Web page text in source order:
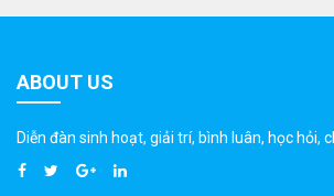
ABOUT US
Diễn đàn sinh hoạt, giải trí, bình luân, học hỏi,